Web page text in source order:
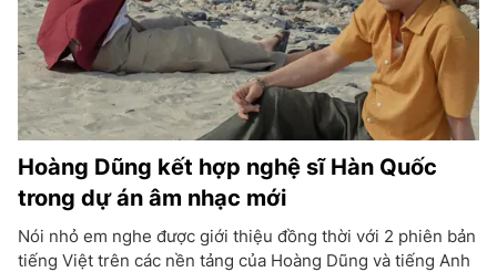
Hoàng Dũng kết hợp nghệ sĩ Hàn Quốc
trong dự án âm nhạc mới
Nói nhỏ em nghe được giới thiệu đồng thời với 2 phiên bản
tiếng Việt trên các nền tảng của Hoàng Dũng và tiếng Anh